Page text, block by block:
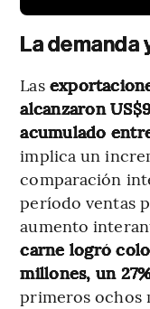
La demanda
Las
alcanzaron
acumulado
implica un
comparación
período ventas
aumento
carne logró
millones, un
primeros ochos